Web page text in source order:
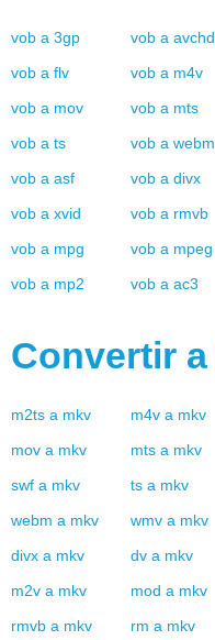
vob a 3gp vob a avchd
vob a flv vob a m4v
vob a mov vob a mts
vob a ts vob a webm
vob a asf vob a divx
vob a xvid vob a rmvb
vob a mpg vob a mpeg
vob a mp2 vob a ac3
Convertir a
m2ts a mkv m4v a mkv
mov a mkv mts a mkv
swf a mkv ts a mkv
webm a mkv wmv a mkv
divx a mkv dv a mkv
m2v a mkv mod a mkv
rmvb a mkv rm a mkv